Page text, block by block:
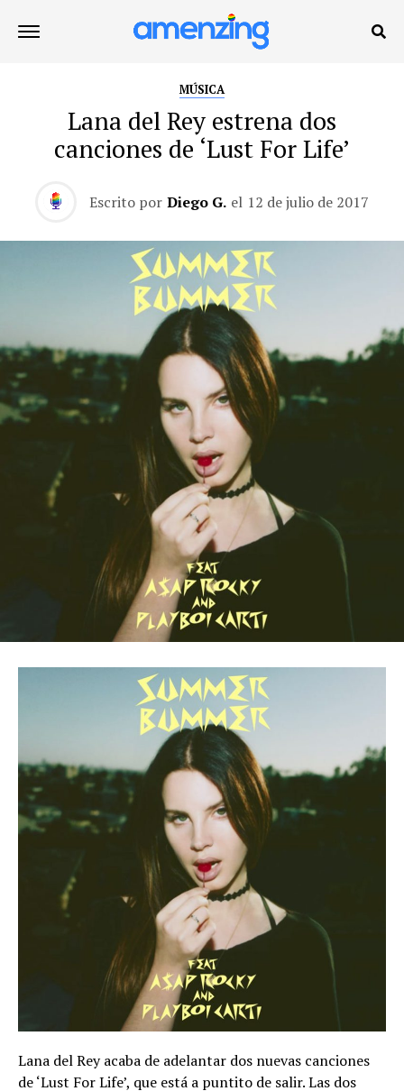
MÚSICA
Lana del Rey estrena dos
canciones de ‘Lust For Life’
Escrito por Diego G. el 12 de julio de 2017
Lana del Rey acaba de adelantar dos nuevas canciones
de ‘Lust For Life’, que está a puntito de salir. Las dos